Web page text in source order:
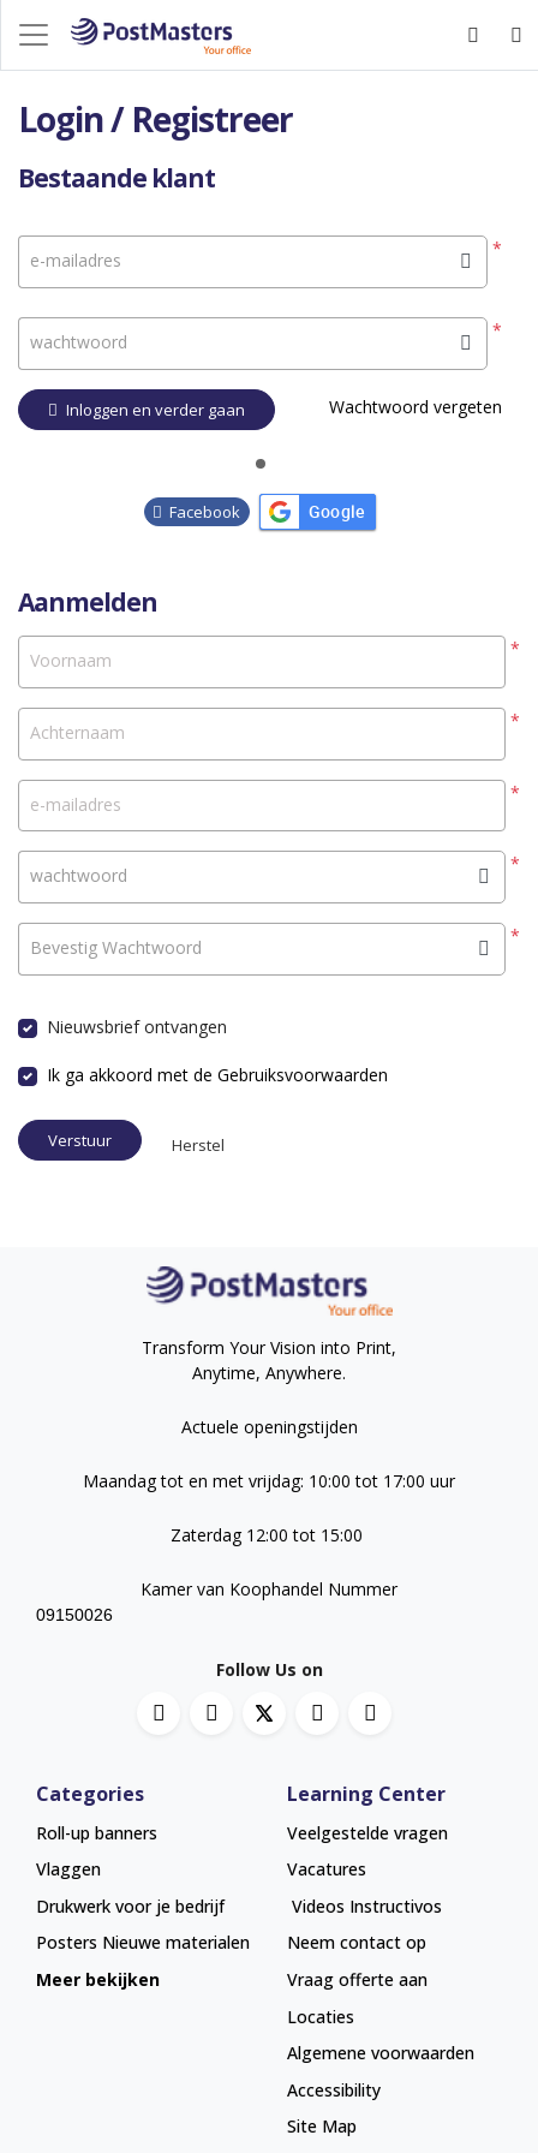
Login / Registreer
Bestaande klant
*
e-mailadres
*
wachtwoord
Inloggen en verder gaan Wachtwoord vergeten
Facebook Google
Aanmelden
*
Voornaam
*
Achternaam
*
e-mailadres
*
wachtwoord
*
Bevestig Wachtwoord
Nieuwsbrief ontvangen
Ik ga akkoord met de Gebruiksvoorwaarden
Verstuur Herstel
Transform Your Vision into Print,
Anytime, Anywhere.
Actuele openingstijden
Maandag tot en met vrijdag: 10:00 tot 17:00 uur
Zaterdag 12:00 tot 15:00
Kamer van Koophandel Nummer
09150026
Follow Us on
Categories
Roll-up banners
Vlaggen
Drukwerk voor je bedrijf
Posters Nieuwe materialen
Meer bekijken
Learning Center
Veelgestelde vragen
Vacatures
Videos Instructivos
Neem contact op
Vraag offerte aan
Locaties
Algemene voorwaarden
Accessibility
Site Map